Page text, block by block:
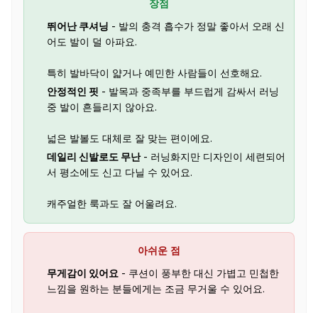
장점
뛰어난 쿠셔닝 - 발의 충격 흡수가 정말 좋아서 오래 신
어도 발이 덜 아파요.
특히 발바닥이 얇거나 예민한 사람들이 선호해요.
안정적인 핏 - 발목과 중족부를 부드럽게 감싸서 러닝
중 발이 흔들리지 않아요.
넓은 발볼도 대체로 잘 맞는 편이에요.
데일리 신발로도 무난- 러닝화지만 디자인이 세련되어
서 평소에도 신고 다닐 수 있어요.
캐주얼한 룩과도 잘 어울려요.
아쉬운 점
무게감이 있어요 - 쿠션이 풍부한 대신 가볍고 민첩한
느낌을 원하는 분들에게는 조금 무거울 수 있어요.